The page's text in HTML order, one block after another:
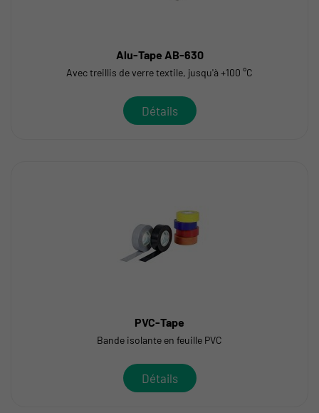
Alu-Tape AB-630
Avec treillis de verre textile, jusqu'à +100 °C
Détails
PVC-Tape
Bande isolante en feuille PVC
Détails